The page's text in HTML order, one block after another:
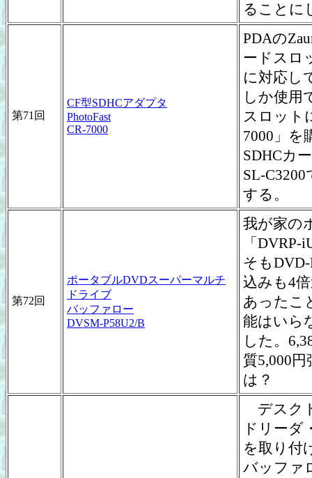
ることに
第71回
CF型SDHCアダプタ
PhotoFast
CR-7000
PDAの
ードスロ
に対応し
しか使用
スロット
7000」を
SDHCカ
SL-
する。
第72回
ポータブルDVDスーパーマルチ
ドライブ
バッファロー
DVSM-P58U2/B
我が家の
「
そも
込みも4
あったこ
能はいら
した。
質5,000
は？
デスク
ドリーダ
を取り付
バッファ